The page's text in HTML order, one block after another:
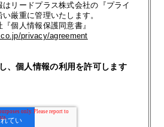
リードプラス株式会社の『プライ
厳重に管理いたします。
個人情報保護同意書』
privacy/agreement
、個人情報の利用を許可します